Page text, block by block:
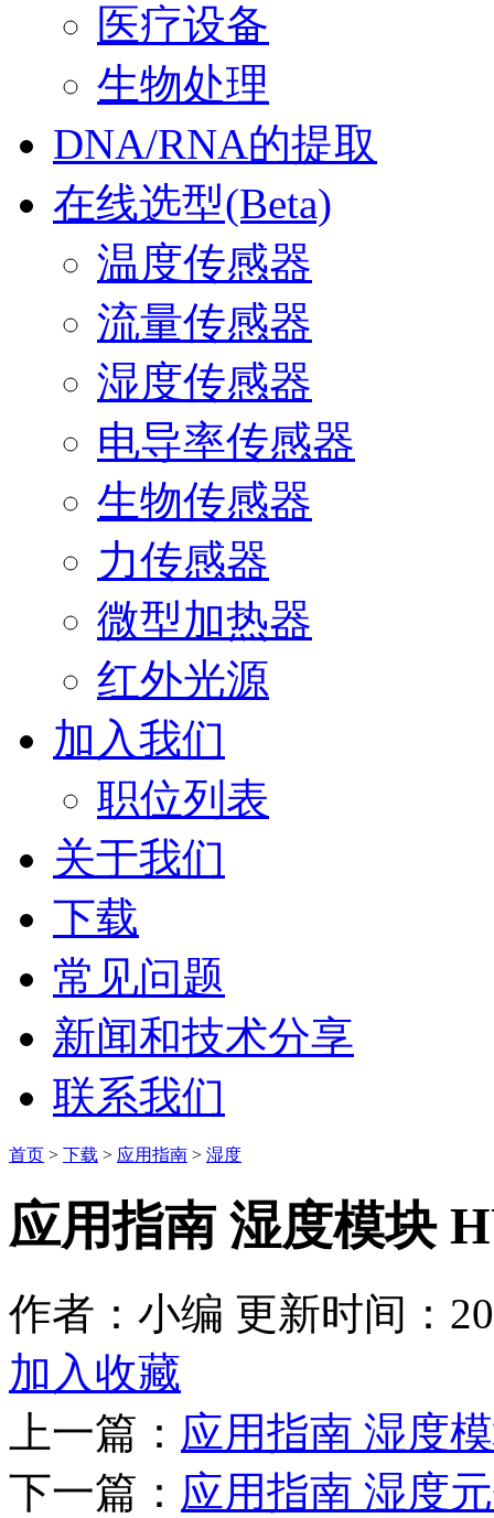
医疗设备
生物处理
DNA/RNA的提取
在线选型(Beta)
温度传感器
流量传感器
湿度传感器
电导率传感器
生物传感器
力传感器
微型加热器
红外光源
加入我们
职位列表
关于我们
下载
常见问题
新闻和技术分享
联系我们
首页 > 下载 > 应用指南 > 湿度
应用指南 湿度模块
作者：小编 更新时间：
加入收藏
上一篇： 应用指南 湿度
下一篇： 应用指南 湿度